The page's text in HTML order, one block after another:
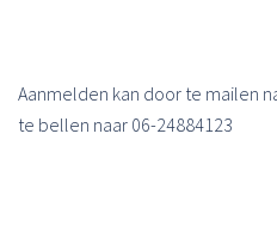
Aanmelden kan door te mailen
te bellen naar 06-24884123